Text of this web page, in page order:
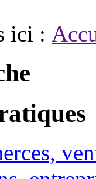
ici :